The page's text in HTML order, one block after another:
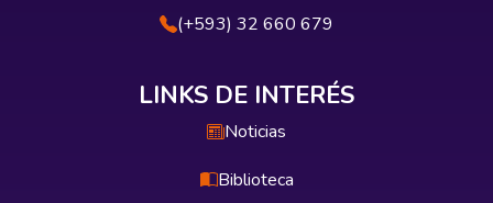
(+593) 32 660 679
LINKS DE INTERÉS
Noticias
Biblioteca